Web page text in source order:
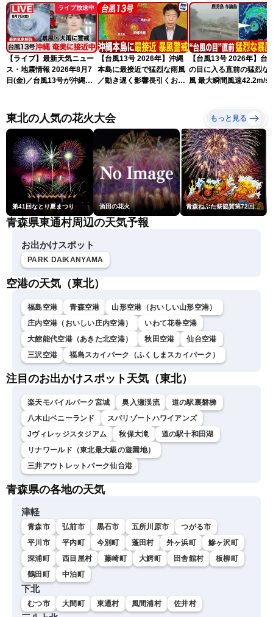
ライブ放送中
【ライブ】最新天気ニュー
ス・地震情報 2026年8月7
日(金)／台風13号が沖縄・
ュースLiVEコーヒータイ
ム・江川清音／有賀哲夫〉
【台風13号 2026年】沖縄
本島に最接近で猛烈な雨風
／動き遅く影響長引くおそ
【台風13号 2026年】台
の目に入る直前の猛烈な
風 最大瞬間風速42.2m/s
東北の人気の花火大会 もっと見る
第41回なとり夏まつり 酒田の花火 青森ねぶた祭協賛第72回青森花火大会
青森県東通村周辺の天気予報
お出かけスポット
PARK DAIKANYAMA
空港の天気（東北）
福島空港 青森空港
山形空港（おいしい山形空港）
庄内空港（おいしい庄内空港）
いわて花巻空港
大館能代空港（あきた北空港）
秋田空港
仙台空港
三沢空港
福島スカイパーク（ふくしまスカイパーク）
注目のお出かけスポット天気（東北）
楽天モバイルパーク宮城 奥入瀬渓流
道の駅裏磐梯
八木山ベニーランド
スパリゾートハワイアンズ
Jヴィレッジスタジアム
秋保大滝
道の駅十和田湖
リナワールド（東北最大級の遊園地）
三井アウトレットパーク仙台港
青森県の各地の天気
津軽
青森市 弘前市 黒石市 五所川原市
つがる市
平川市
平内町 今別町 蓬田村 外ヶ浜町
鰺ヶ沢町
深浦町
西目屋村 藤崎町 大鰐町 田舎館村
板柳町
鶴田町
中泊町
下北
むつ市 大間町 東通村 風間浦村 佐井村